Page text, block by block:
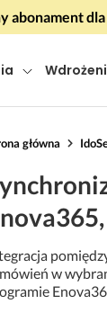
abonament
główna
w